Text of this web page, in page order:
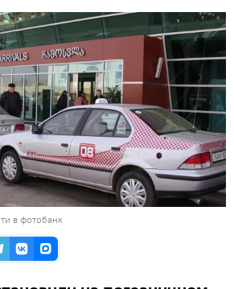
в фотобанк